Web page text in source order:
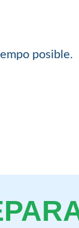
posible.